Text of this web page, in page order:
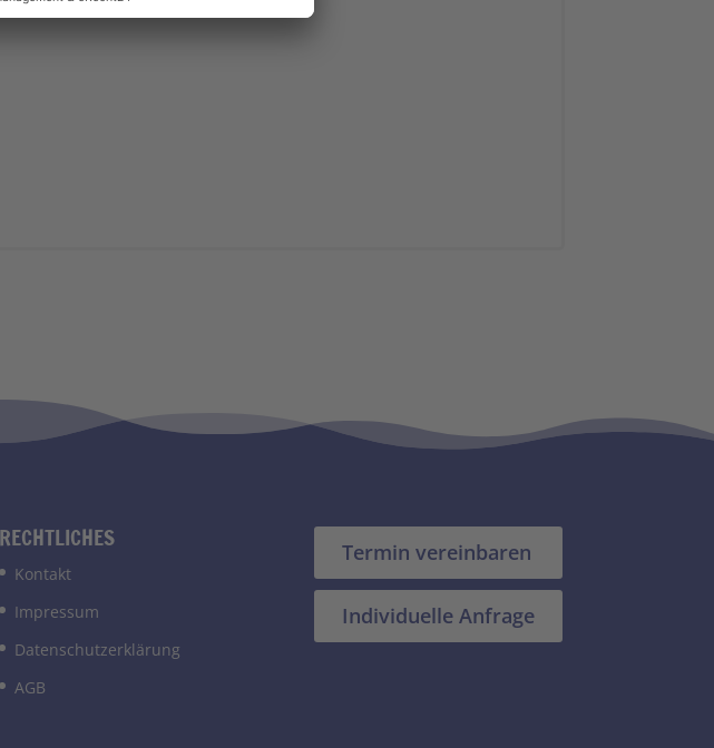
RECHTLICHES
Kontakt
Impressum
Datenschutzerklärung
AGB
Termin vereinbaren
Individuelle Anfrage